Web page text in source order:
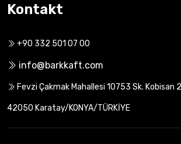
Kontakt
+90 332 501 07 00
info@barkkaft.com
Fevzi Çakmak Mahallesi 10753 Sk. Kobisan
42050 Karatay/KONYA/TÜRKİYE